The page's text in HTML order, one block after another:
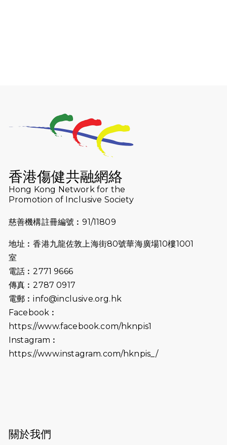
2026-07-23
猛龍長跑隊恆常練習 - 7月23日
（19:00開始）
猛龍長跑隊恆常練習 - 7月16日
2026-07-10
【猛龍戈壁118公里分享暨香港傷健共
融網絡15周年晚宴】
2026-07-09
猛龍長跑隊恆常練習 - 7月9日（19:00
2026-07-02
2026-06-25
（19:00開始）
2026-06-18
猛龍長跑隊恆常練習 - 6月18日
2026-06-11
猛龍長跑隊恆常練習 - 6月11日（19:00
2026-05-28
香港傷健共融網絡
Hong Kong Network for the
Promotion of Inclusive Society
慈善機構註冊編號︰91/11809
地址︰香港九龍佐敦上海街80號華海廣場10樓1001
室
電話︰2771 9666
傳真︰2787 0917
電郵︰info@inclusive.org.hk
Facebook︰
https://www.facebook.com/hknpis1
Instagram︰
https://www.instagram.com/hknpis_/
關於我們